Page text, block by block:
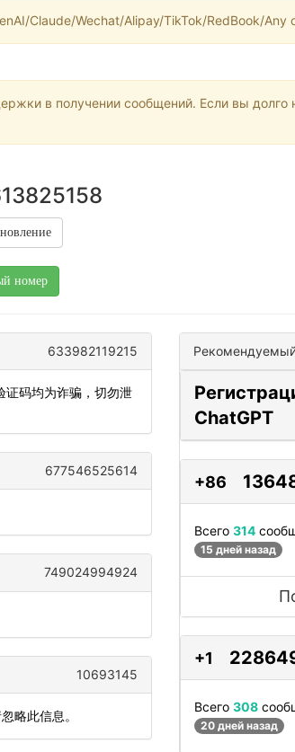
Claude/Wechat/Alipay/TikTok/RedBook/Any
в получении сообщений. Если вы долго
номер
633982119215
证码均为诈骗，切勿泄
677546525614
749024994924
10693145
略此信息。
ChatGPT
+86
Всего 314
15 дней назад
+1
Всего 308
20 дней назад